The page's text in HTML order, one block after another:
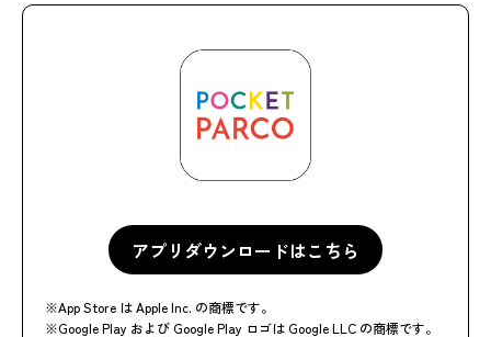
アプリダウンロードはこちら
アプリダウンロードはこちら
※App Store は Apple Inc. の商標です。
※Google Play および Google Play ロゴは Google LLC の商標です。